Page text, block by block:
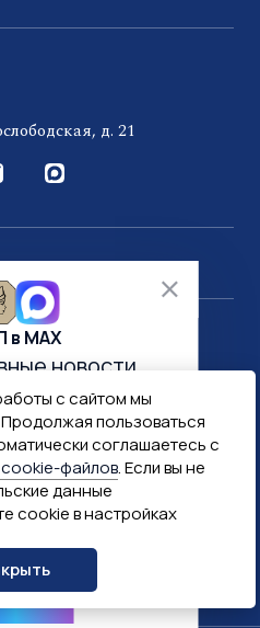
с сайтом мы
пользоваться
соглашаетесь с
cookie-файлов. Если вы не
данные
cookie в настройках
д. 21
Гознак
Госключ
в МАХ
новости
другое